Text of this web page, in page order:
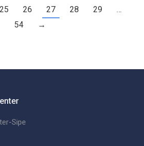
25 26 27 28 29
…
54
→
Sipe